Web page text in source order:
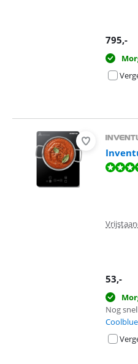
795,-
Beoordeling is 9,0 van de 10,
53,-
Nog